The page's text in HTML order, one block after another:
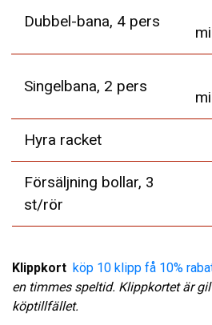
Dubbel-bana, 4 pers
Singelbana, 2 pers
Hyra racket
Försäljning bollar, 3
st/rör
Klippkort köp 10 klipp få 10%
en timmes speltid. Klippkortet är
köptillfället.